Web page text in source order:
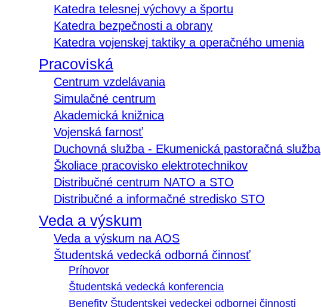
Katedra telesnej výchovy a športu
Katedra bezpečnosti a obrany
Katedra vojenskej taktiky a operačného umenia
Pracoviská
Centrum vzdelávania
Simulačné centrum
Akademická knižnica
Vojenská farnosť
Duchovná služba - Ekumenická pastoračná služba
Školiace pracovisko elektrotechnikov
Distribučné centrum NATO a STO
Distribučné a informačné stredisko STO
Veda a výskum
Veda a výskum na AOS
Študentská vedecká odborná činnosť
Príhovor
Študentská vedecká konferencia
Benefity Študentskej vedeckej odbornej činnosti